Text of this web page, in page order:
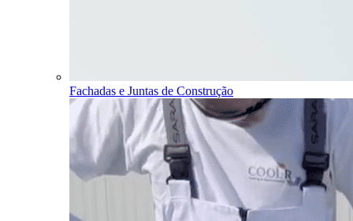
Fachadas e Juntas de Construção